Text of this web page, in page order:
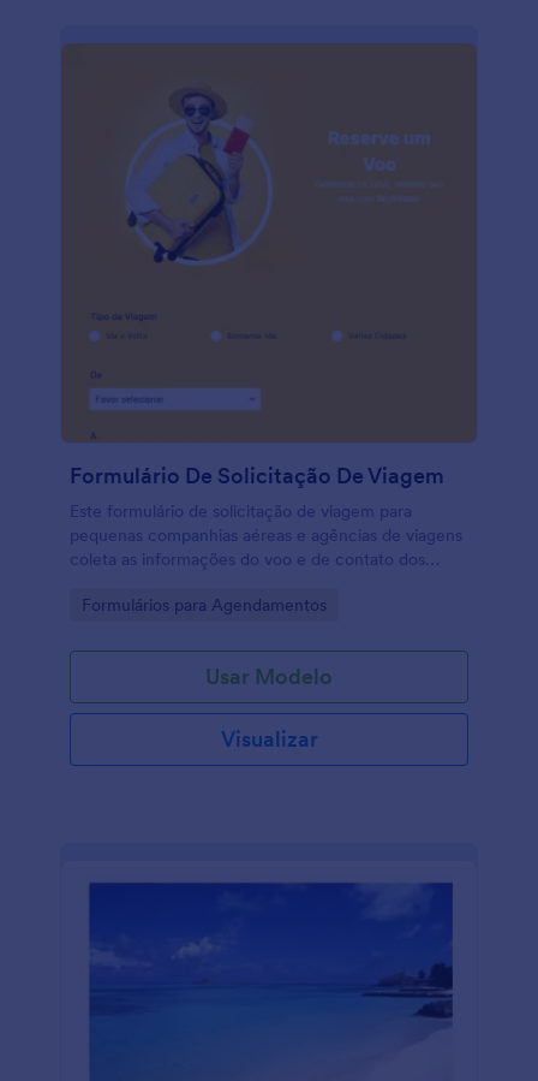
Formulário De Solicitação De Viagem
Este formulário de solicitação de viagem para
pequenas companhias aéreas e agências de viagens
coleta as informações do voo e de contato dos
aérea e impressione os clientes com sua eficiência!
Go to Category:
Formulários para Agendamentos
Usar Modelo
Visualizar